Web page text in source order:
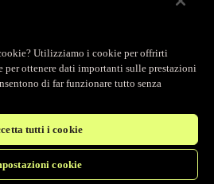
Utilizziamo i cookie per offrirti
per ottenere dati importanti sulle prestazioni
di far funzionare tutto senza
tutti i cookie
cookie